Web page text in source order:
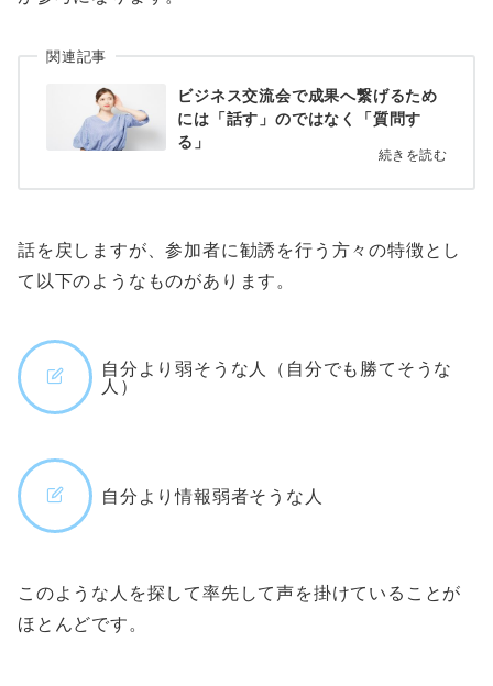
関連記事
ビジネス交流会で成果へ繋げるため
には「話す」のではなく「質問す
る」
続きを読む
話を戻しますが、参加者に勧誘を行う方々の特徴とし
て以下のようなものがあります。
自分より弱そうな人（自分でも勝てそうな
人）
自分より情報弱者そうな人
このような人を探して率先して声を掛けていることが
ほとんどです。